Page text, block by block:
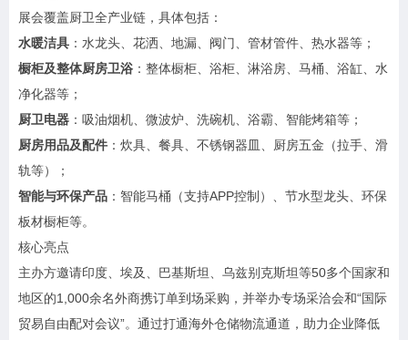
展会覆盖厨卫全产业链，具体包括：
水暖洁具 ：水龙头、花洒、地漏、阀门、管材管件、热水器等；
橱柜及整体厨房卫浴 ：整体橱柜、浴柜、淋浴房、马桶、浴缸、水
净化器等；
厨卫电器 ：吸油烟机、微波炉、洗碗机、浴霸、智能烤箱等；
厨房用品及配件 ：炊具、餐具、不锈钢器皿、厨房五金（拉手、滑
轨等）；
智能与环保产品 ：智能马桶（支持APP控制）、节水型龙头、环保
板材橱柜等。
核心亮点
主办方邀请印度、埃及、巴基斯坦、乌兹别克斯坦等50多个国家和
地区的1,000余名外商携订单到场采购，并举办专场采洽会和“国际
贸易自由配对会议”。通过打通海外仓储物流通道，助力企业降低